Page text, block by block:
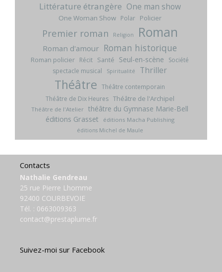
Littérature étrangère One man show
One Woman Show Polar Policier
Premier roman Religion Roman
Roman d'amour Roman historique
Roman policier Récit Santé Seul-en-scène
Société
spectacle musical
Spiritualité Thriller
Théâtre Théâtre contemporain
Théâtre de Dix Heures Théâtre de l'Archipel
Théâtre de l'Atelier théâtre du Gymnase Marie-Bell
éditions Grasset
éditions Macha Publishing
éditions Michel de Maule
Contacts
Nathalie Gendreau
25 rue Pierre Lhomme
92400 COURBEVOIE
Tél. : 0663009363
contact@prestaplume.fr
Suivez-moi sur Facebook